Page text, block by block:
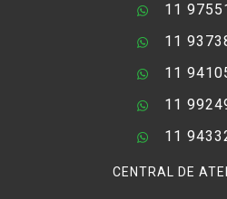
11
11
11
11
11
CENTRAL DE